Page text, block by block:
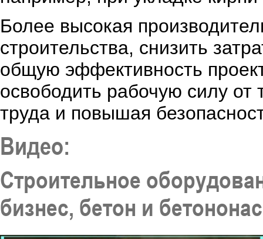
Более высокая
строительства, снизить
общую эффективность
освободить рабочую силу
труда и повышая
Видео:
Строительное
бизнес, бетон и